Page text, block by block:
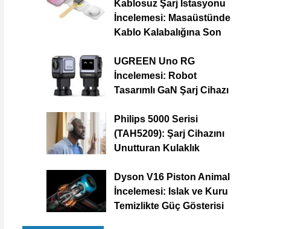
Kablosuz Şarj İstasyonu
İncelemesi: Masaüstünde
Kablo Kalabalığına Son
UGREEN Uno RG
İncelemesi: Robot
Tasarımlı GaN Şarj Cihazı
Philips 5000 Serisi
(TAH5209): Şarj Cihazını
Unutturan Kulaklık
Dyson V16 Piston Animal
İncelemesi: Islak ve Kuru
Temizlikte Güç Gösterisi